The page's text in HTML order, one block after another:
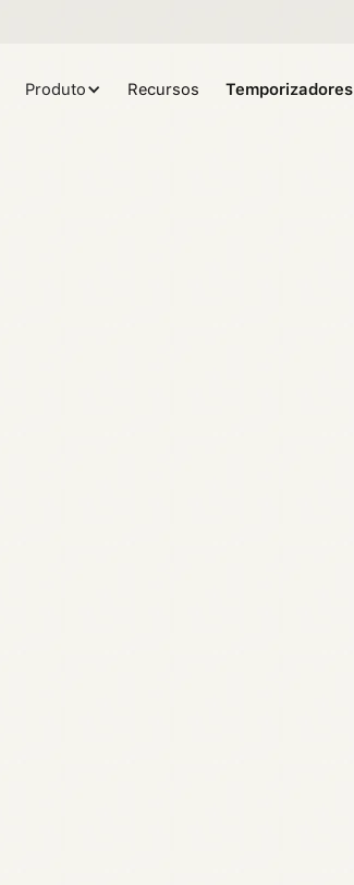
Produto Recursos Temporizadores